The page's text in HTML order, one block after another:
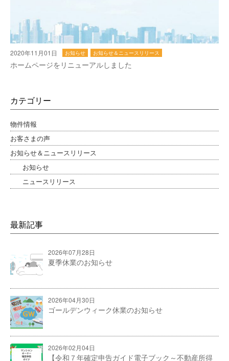
ホームページをリニューアルしました
2020年11月01日 お知らせ お知らせ＆ニュースリリース
カテゴリー
物件情報
お客さまの声
お知らせ＆ニュースリリース
お知らせ
ニュースリリース
最新記事
2026年07月28日
夏季休業のお知らせ
2026年04月30日
ゴールデンウィーク休業のお知らせ
2026年02月04日
【令和７年確定申告ガイド電子ブック～不動産所得